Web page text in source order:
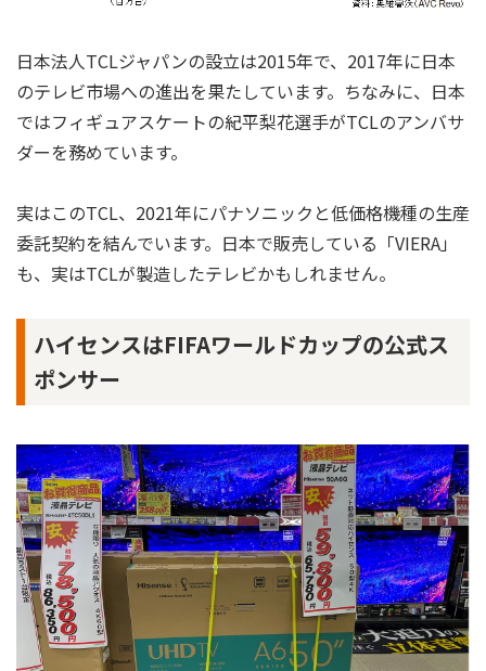
日本法人TCLジャパンの設立は2015年で、2017年に日本
のテレビ市場への進出を果たしています。ちなみに、日本
ではフィギュアスケートの紀平梨花選手がTCLのアンバサ
ダーを務めています。
実はこのTCL、2021年にパナソニックと低価格機種の生産
委託契約を結んでいます。日本で販売している「VIERA」
も、実はTCLが製造したテレビかもしれません。
ハイセンスはFIFAワールドカップの公式ス
ポンサー